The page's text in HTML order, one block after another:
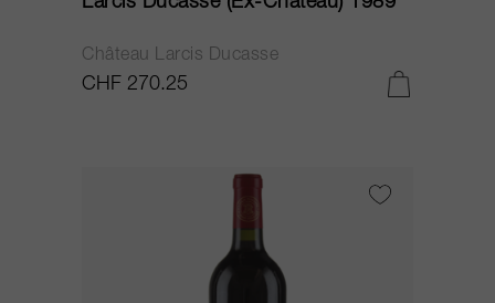
Château Larcis Ducasse
CHF 270.25